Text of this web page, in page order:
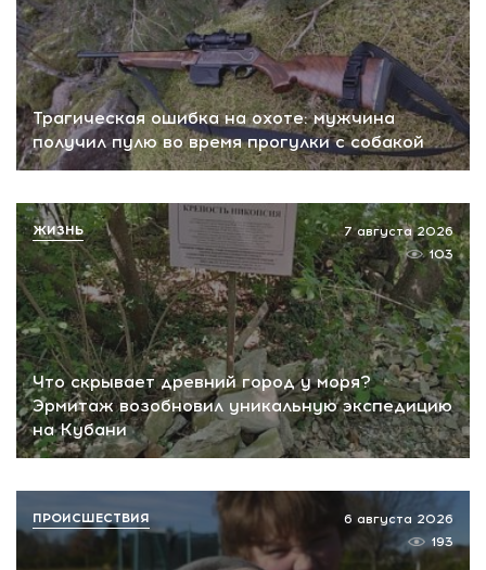
Трагическая ошибка на охоте: мужчина
получил пулю во время прогулки с собакой
Что скрывает древний город у моря?
Эрмитаж возобновил уникальную экспедицию
на Кубани
7 августа 2026
103
ЖИЗНЬ
6 августа 2026
193
ПРОИСШЕСТВИЯ